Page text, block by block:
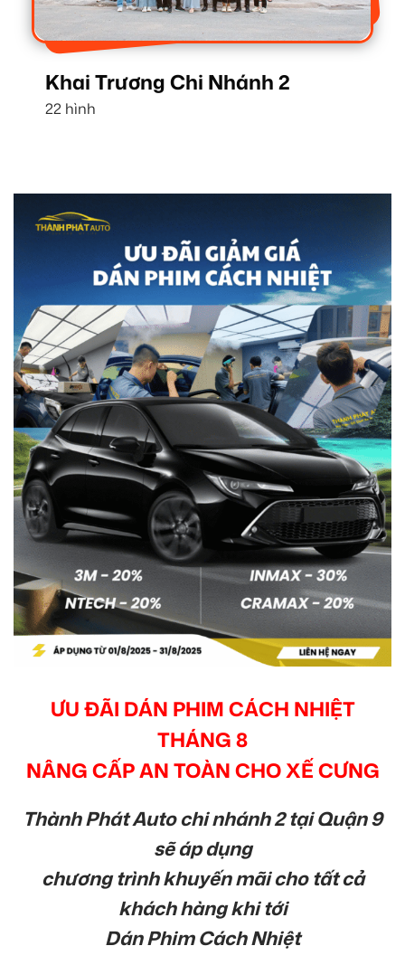
Khai Trương Chi Nhánh 2
22 hình
ƯU ĐÃI DÁN PHIM CÁCH NHIỆT
THÁNG 8
NÂNG CẤP AN TOÀN CHO XẾ CƯNG
Thành Phát Auto chi nhánh 2 tại Quận 9
sẽ áp dụng
chương trình khuyến mãi cho tất cả
khách hàng khi tới
Dán Phim Cách Nhiệt